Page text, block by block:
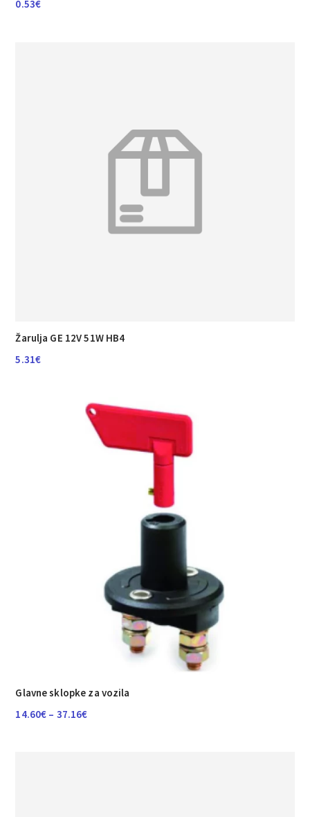
0.53€
Žarulja GE 12V 51W HB4
5.31€
Glavne sklopke za vozila
14.60€ – 37.16€Raspon